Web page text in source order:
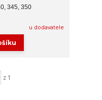
345, 350
u dodavatele
z 1